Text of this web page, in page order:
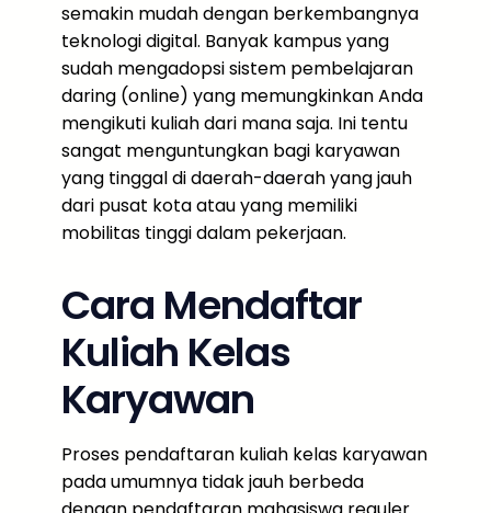
semakin mudah dengan berkembangnya
teknologi digital. Banyak kampus yang
sudah mengadopsi sistem pembelajaran
daring (online) yang memungkinkan Anda
mengikuti kuliah dari mana saja. Ini tentu
sangat menguntungkan bagi karyawan
yang tinggal di daerah-daerah yang jauh
dari pusat kota atau yang memiliki
mobilitas tinggi dalam pekerjaan.
Cara Mendaftar
Kuliah Kelas
Karyawan
Proses pendaftaran kuliah kelas karyawan
pada umumnya tidak jauh berbeda